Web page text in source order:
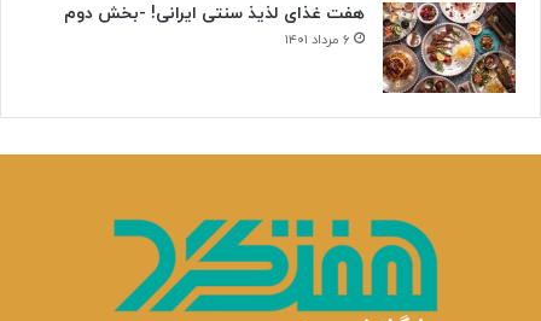
هفت غذای لذیذ سنتی ایرانی! -بخش دوم
۶ مرداد ۱۴۰۱